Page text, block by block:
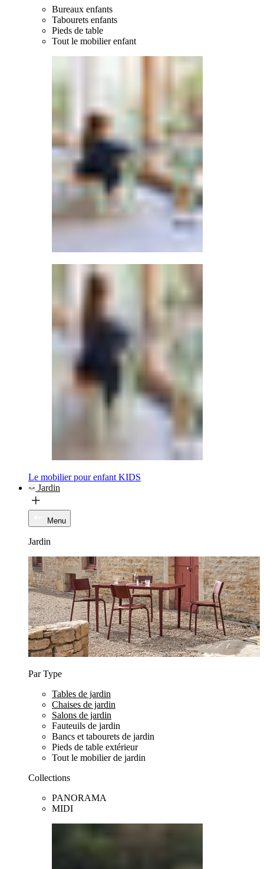
Bureaux enfants
Tabourets enfants
Pieds de table
Tout le mobilier enfant
Le mobilier pour enfant KIDS
Jardin
Menu
Jardin
Par Type
Tables de jardin
Chaises de jardin
Salons de jardin
Fauteuils de jardin
Bancs et tabourets de jardin
Pieds de table extérieur
Tout le mobilier de jardin
Collections
PANORAMA
MIDI